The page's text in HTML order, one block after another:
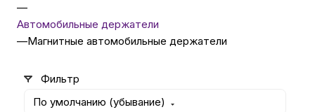
Товары для детей
ТВ и проекторы
—
Автомобильные держатели
—Магнитные автомобильные держатели
Фильтр
По умолчанию (убывание)